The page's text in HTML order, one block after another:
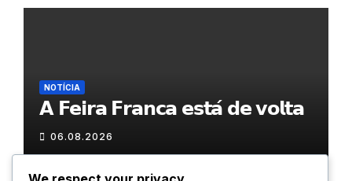
NOTÍCIA
𝗔 𝗙𝗲𝗶𝗿𝗮 𝗙𝗿𝗮𝗻𝗰𝗮 𝗲𝘀𝘁𝗮́ 𝗱𝗲 𝘃𝗼𝗹𝘁𝗮
06.08.2026